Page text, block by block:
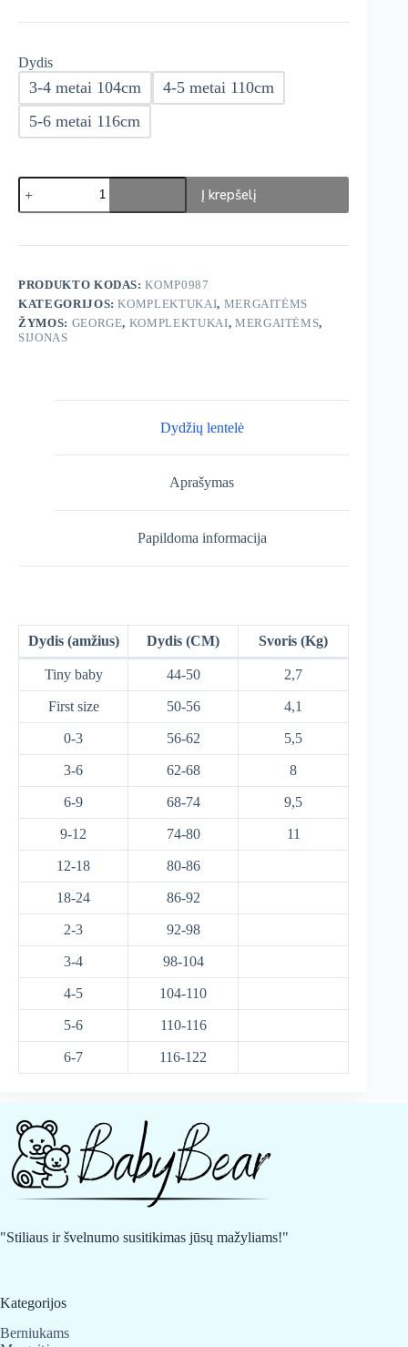
Dydis
3-4 metai 104cm
4-5 metai 110cm
5-6 metai 116cm
produkto
kiekis:
George
Į krepšelį
PRODUKTO KODAS:KOMP0987
KATEGORIJOS:KOMPLEKTUKAI, MERGAITĖMS
ŽYMOS: GEORGE, KOMPLEKTUKAI, MERGAITĖMS,
SIJONAS
Dydžių lentelė
Aprašymas
Papildoma informacija
Dydis (amžius) Dydis (CM) Svoris (Kg)
Tiny baby 44-50 2,7
First size 50-56 4,1
0-3 56-62 5,5
3-6 62-68 8
6-9 68-74 9,5
9-12 74-80 11
12-18 80-86
18-24 86-92
2-3 92-98
3-4 98-104
4-5 104-110
5-6 110-116
6-7 116-122
"Stiliaus ir švelnumo susitikimas jūsų mažyliams!"
Kategorijos
Berniukams